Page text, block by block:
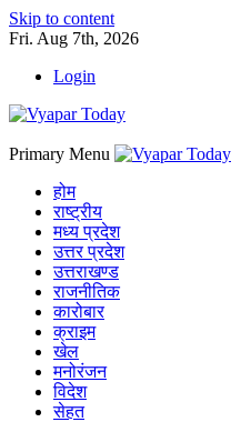
Skip to content
Fri. Aug 7th, 2026
Login
Primary Menu
होम
राष्ट्रीय
मध्य प्रदेश
उत्तर प्रदेश
उत्तराखण्ड
राजनीतिक
कारोबार
क्राइम
खेल
मनोरंजन
विदेश
सेहत